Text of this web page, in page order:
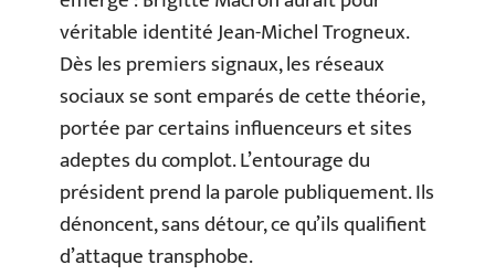
véritable identité Jean-Michel Trogneux.
Dès les premiers signaux, les réseaux
sociaux se sont emparés de cette théorie,
portée par certains influenceurs et sites
adeptes du complot. L’entourage du
président prend la parole publiquement. Ils
dénoncent, sans détour, ce qu’ils qualifient
d’attaque transphobe.